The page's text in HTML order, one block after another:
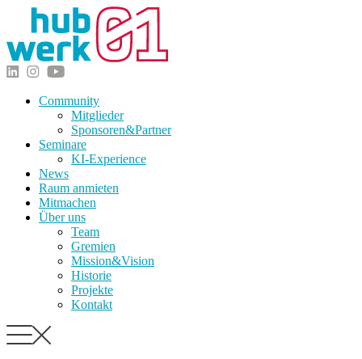
Community
Mitglieder
Sponsoren&Partner
Seminare
KI-Experience
News
Raum anmieten
Mitmachen
Über uns
Team
Gremien
Mission&Vision
Historie
Projekte
Kontakt